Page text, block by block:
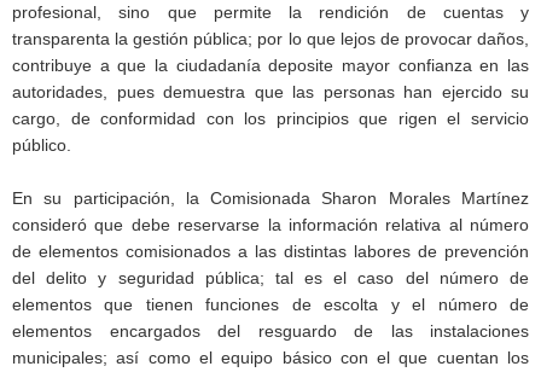
profesional, sino que permite la rendición de cuentas y
transparenta la gestión pública; por lo que lejos de provocar daños,
contribuye a que la ciudadanía deposite mayor confianza en las
autoridades, pues demuestra que las personas han ejercido su
cargo, de conformidad con los principios que rigen el servicio
público.
En su participación, la Comisionada Sharon Morales Martínez
consideró que debe reservarse la información relativa al número
de elementos comisionados a las distintas labores de prevención
del delito y seguridad pública; tal es el caso del número de
elementos que tienen funciones de escolta y el número de
elementos encargados del resguardo de las instalaciones
municipales; así como el equipo básico con el que cuentan los